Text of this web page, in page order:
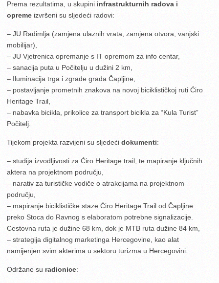
Prema rezultatima, u skupini infrastrukturnih radova i
opreme izvršeni su sljedeći radovi:
– JU Radimlja (zamjena ulaznih vrata, zamjena otvora, vanjski
mobilijar),
– JU Vjetrenica opremanje s IT opremom za info centar,
– sanacija puta u Počitelju u dužini 2 km,
– Iluminacija trga i zgrade grada Čapljine,
– postavljanje prometnih znakova na novoj biciklističkoj ruti Ćiro
Heritage Trail,
– nabavka bicikla, prikolice za transport bicikla za “Kula Turist”
Počitelj.
Tijekom projekta razvijeni su sljedeći dokumenti:
– studija izvodljivosti za Ćiro Heritage trail, te mapiranje ključnih
aktera na projektnom području,
– narativ za turističke vodiče o atrakcijama na projektnom
području,
– mapiranje biciklističke staze Ćiro Heritage Trail od Čapljine
preko Stoca do Ravnog s elaboratom potrebne signalizacije.
Cestovna ruta je dužine 68 km, dok je MTB ruta dužine 84 km,
– strategija digitalnog marketinga Hercegovine, kao alat
namijenjen svim akterima u sektoru turizma u Hercegovini.
Održane su radionice: